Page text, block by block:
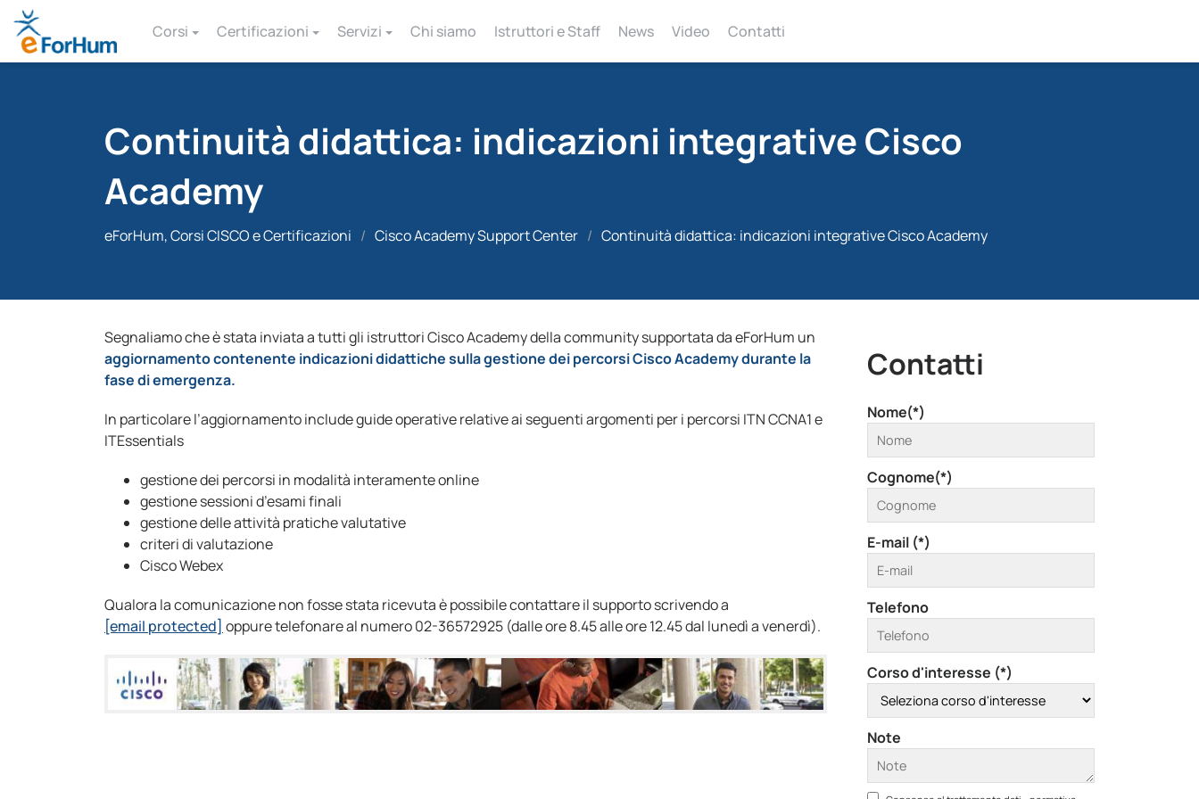
Corsi Certificazioni Servizi Chi siamo Istruttori e Staff News Video Contatti
Continuità didattica: indicazioni integrative Cisco
Academy
eForHum, Corsi CISCO e Certificazioni / Cisco Academy Support Center / Continuità didattica: indicazioni integrative Cisco Academy
Segnaliamo che è stata inviata a tutti gli istruttori Cisco Academy della community supportata da eForHum un
aggiornamento contenente indicazioni didattiche sulla gestione dei percorsi Cisco Academy durante la
fase di emergenza.
In particolare l’aggiornamento include guide operative relative ai seguenti argomenti per i percorsi ITN CCNA1 e
ITEssentials
gestione dei percorsi in modalità interamente online
gestione sessioni d’esami finali
gestione delle attività pratiche valutative
criteri di valutazione
Cisco Webex
Qualora la comunicazione non fosse stata ricevuta è possibile contattare il supporto scrivendo a
[email protected] oppure telefonare al numero 02-36572925 (dalle ore 8.45 alle ore 12.45 dal lunedì a venerdì).
Contatti
Nome(*)
Cognome(*)
E-mail (*)
Telefono
Corso d'interesse (*)
Note